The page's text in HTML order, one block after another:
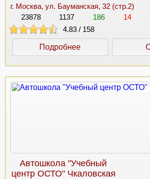
г. Москва, ул. Бауманская, 32 (стр.2)
23878
1137 186
14
4.83 / 158
Подробнее
Автошкола "Учебный
центр ОСТО" Чкаловская